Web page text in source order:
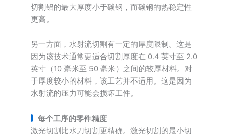
切割铝的最大厚度小于碳钢，而碳钢的热稳定性
更高。
另一方面，水射流切割有一定的厚度限制。这是
因为该技术通常更适合切割厚度在 0.4 英寸至 2.0
英寸（10 毫米至 50 毫米）之间的较厚材料。对
于厚度较小的材料，该工艺并不适用。这是因为
水射流的压力可能会损坏工件。
每个工序的零件精度
激光切割比水刀切割更精确。激光切割的最小切